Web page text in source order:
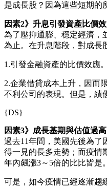
是成長股？因為這些短期的
因素2》升息引發資產比價
為了壓抑通膨、穩定經濟，
為止。在升息階段，對成長
1.引發金融資產的比價效應
2.企業借貸成本上升，因而
不利公司的表現。但是，績
{DS}
因素3》成長基期與估值過
過去11年間，美國先後為了
得一見的長多走勢；而疫情
年內飆漲3～5倍的比比皆是。
可是，如今疫情已經逐漸趨